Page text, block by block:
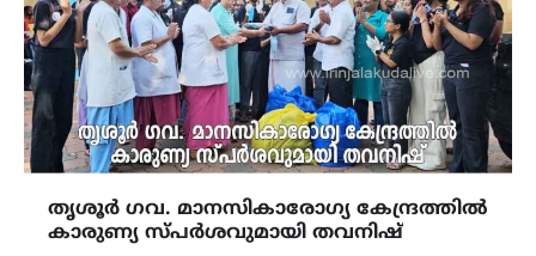
തൃശൂർ ഗവ. മാനസികാരോഗ്യ കേന്ദ്രത്തിൽ
കാരുണ്യ സ്പർശവുമായി തവനിഷ്